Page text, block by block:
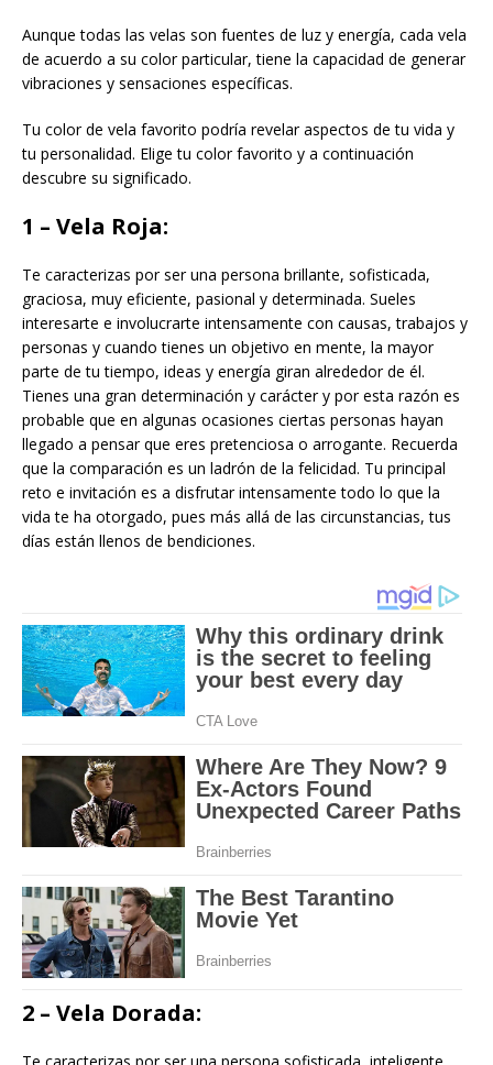
Aunque todas las velas son fuentes de luz y energía, cada vela
de acuerdo a su color particular, tiene la capacidad de generar
vibraciones y sensaciones específicas.
Tu color de vela favorito podría revelar aspectos de tu vida y
tu personalidad. Elige tu color favorito y a continuación
descubre su significado.
1 – Vela Roja:
Te caracterizas por ser una persona brillante, sofisticada,
graciosa, muy eficiente, pasional y determinada. Sueles
interesarte e involucrarte intensamente con causas, trabajos y
personas y cuando tienes un objetivo en mente, la mayor
parte de tu tiempo, ideas y energía giran alrededor de él.
Tienes una gran determinación y carácter y por esta razón es
probable que en algunas ocasiones ciertas personas hayan
llegado a pensar que eres pretenciosa o arrogante. Recuerda
que la comparación es un ladrón de la felicidad. Tu principal
reto e invitación es a disfrutar intensamente todo lo que la
vida te ha otorgado, pues más allá de las circunstancias, tus
días están llenos de bendiciones.
2 – Vela Dorada: